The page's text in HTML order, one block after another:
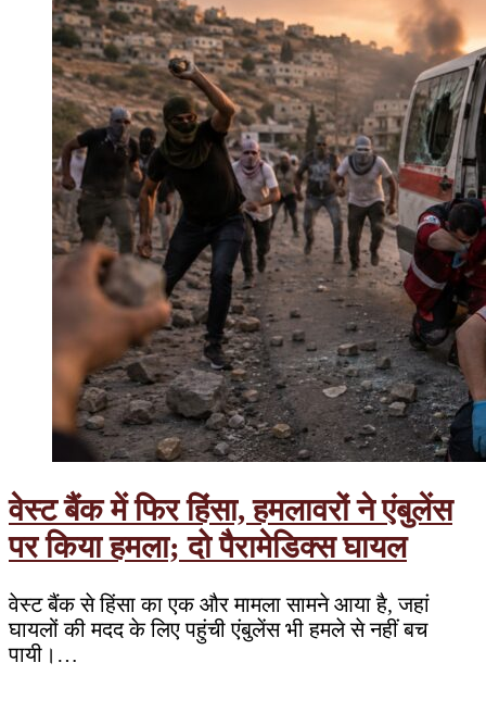
वेस्ट बैंक में फिर हिंसा, हमलावरों ने एंबुलेंस
पर किया हमला; दो पैरामेडिक्स घायल
वेस्ट बैंक से हिंसा का एक और मामला सामने आया है, जहां
घायलों की मदद के लिए पहुंची एंबुलेंस भी हमले से नहीं बच
पायी।…